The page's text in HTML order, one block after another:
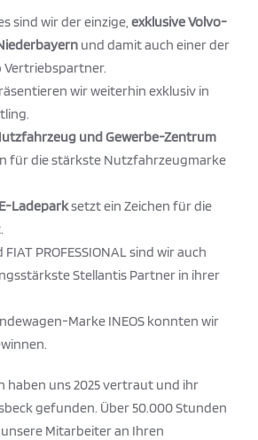
sind wir der einzige, exklusive Volvo-
und damit auch einer der
wir weiterhin exklusiv in
und Gewerbe-Zentrum
für die stärkste Nutzfahrzeugmarke
Ladeparksetzt ein Zeichen für die
PROFESSIONAL sind wir auch
Stellantis Partner in ihrer
Marke INEOS konnten wir
haben uns 2025 vertraut und ihr
gefunden. Über 50.000 Stunden
Mitarbeiter an Ihren